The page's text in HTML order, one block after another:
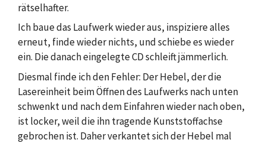
rätselhafter.
Ich baue das Laufwerk wieder aus, inspiziere alles
erneut, finde wieder nichts, und schiebe es wieder
ein. Die danach eingelegte CD schleift jämmerlich.
Diesmal finde ich den Fehler: Der Hebel, der die
Lasereinheit beim Öffnen des Laufwerks nach unten
schwenkt und nach dem Einfahren wieder nach oben,
ist locker, weil die ihn tragende Kunststoffachse
gebrochen ist. Daher verkantet sich der Hebel mal